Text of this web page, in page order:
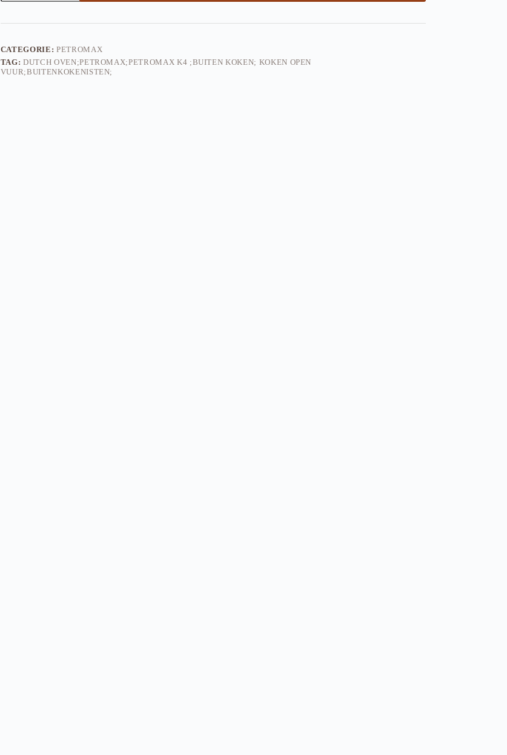
bakvorm/
aantal
CATEGORIE: PETROMAX
TAG:DUTCH OVEN;PETROMAX;PETROMAX K4 ;BUITEN KOKEN; KOKEN OPEN
VUUR;BUITENKOKENISTEN;